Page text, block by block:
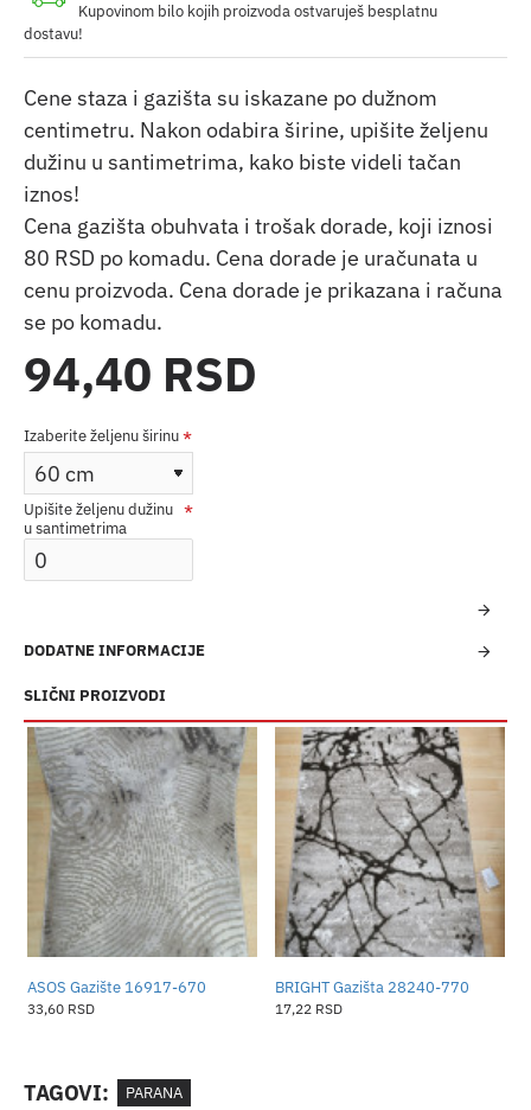
Kupovinom bilo kojih proizvoda ostvaruješ besplatnu
dostavu!
Cene staza i gazišta su iskazane po dužnom
centimetru. Nakon odabira širine, upišite željenu
dužinu u santimetrima, kako biste videli tačan
iznos!
Cena gazišta obuhvata i trošak dorade, koji iznosi
80 RSD po komadu. Cena dorade je uračunata u
cenu proizvoda. Cena dorade je prikazana i računa
se po komadu.
94,40 RSD
Izaberite željenu širinu
Upišite željenu dužinu
u santimetrima
SLIČNI PROIZVODI
ASOS Gazište 16917-670
33,60 RSD
BRIGHT Gazišta 28240-770
17,22 RSD
DODATNE INFORMACIJE
TAGOVI: PARANA